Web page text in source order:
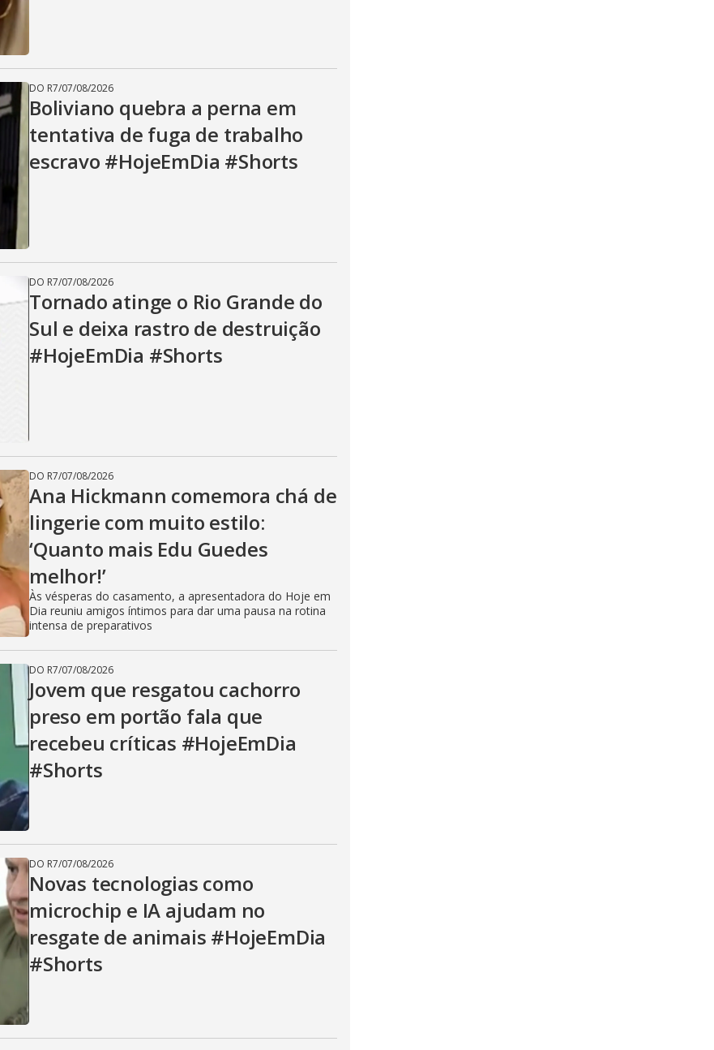
i
d
e
o
DO R7/07/08/2026
Boliviano quebra a perna em
tentativa de fuga de trabalho
escravo #HojeEmDia #Shorts
DO R7/07/08/2026
Tornado atinge o Rio Grande do
Sul e deixa rastro de destruição
#HojeEmDia #Shorts
DO R7/07/08/2026
Ana Hickmann comemora chá de
lingerie com muito estilo:
‘Quanto mais Edu Guedes
melhor!’
Às vésperas do casamento, a apresentadora do Hoje em
Dia reuniu amigos íntimos para dar uma pausa na rotina
intensa de preparativos
DO R7/07/08/2026
Jovem que resgatou cachorro
preso em portão fala que
recebeu críticas #HojeEmDia
#Shorts
DO R7/07/08/2026
Novas tecnologias como
microchip e IA ajudam no
resgate de animais #HojeEmDia
#Shorts